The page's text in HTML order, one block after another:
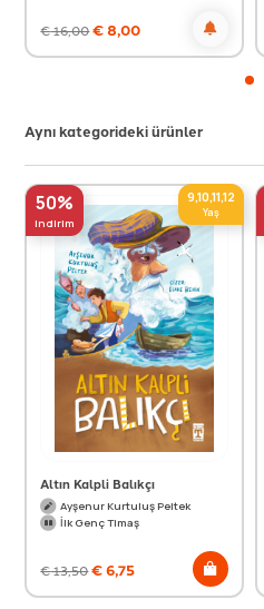
€16,00€8,00
Aynı kategorideki ürünler
50%
indirim
9,10,11,12
Yaş
Altın Kalpli Balıkçı
Ayşenur Kurtuluş Peltek
İlk Genç Timaş
€13,50€6,75